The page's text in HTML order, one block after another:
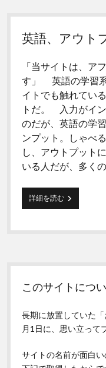
を
く
英語、アウト
「当サイトは、ア
す」 英語の学習
イトでも触れてい
トだ。 入力がイ
のだが、英語の学
ンプット。しゃべ
し、アウトプット
いる人だが、多く
詳細を読む英
語、
ウ
の
増
し
方
Sidebar
このサイトにつ
長期に放置していた
月1日に、思い立って
サイトの名前が面白